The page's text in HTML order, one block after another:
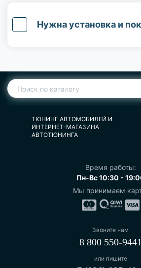
Нужна установка и
ТЮНИНГ АВТОМОБИЛЕЙ И
ИНТЕРНЕТ-МАГАЗИНА
АВТОТЮНИНГА
Время работы:
Пн-Вс 10:30 -
Мы принимаем
Звоните нам
8 800 550-9441
или пишите